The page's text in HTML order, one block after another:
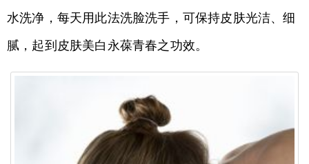
水洗净，每天用此法洗脸洗手，可保持皮肤光洁、细
腻，起到皮肤美白永葆青春之功效。